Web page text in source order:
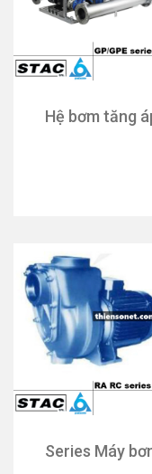
Hệ bơm tăng
Series Máy